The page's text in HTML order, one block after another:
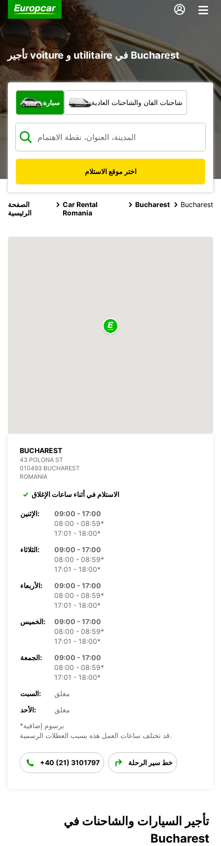
تأجير voiture و utilitaire في Bucharest
ما نوع المركبة؟
سيارة شاحنات الفان والشاحنات العادية
اختر موقع الاستلام
الصفحة
الرئيسية
Car Rental
Romania
Bucharest Bucharest
BUCHAREST
43 POLONA ST
010493 BUCHAREST
ROMANIA
الاستلام في أثناء ساعات الإغلاق
الإثنين:
09:00 - 17:00
08:00 - 08:59*
17:01 - 18:00*
الثلاثاء:
09:00 - 17:00
08:00 - 08:59*
17:01 - 18:00*
الأربعاء:
09:00 - 17:00
08:00 - 08:59*
17:01 - 18:00*
الخميس:
09:00 - 17:00
08:00 - 08:59*
17:01 - 18:00*
الجمعة:
09:00 - 17:00
08:00 - 08:59*
17:01 - 18:00*
السبت:
مغلق
الأحد:
مغلق
*برسوم إضافية
قد تختلف ساعات العمل هذه بسبب العطلات الرسمية.
+40 (21) 3101797 خط سير الرحلة
تأجير السيارات والشاحنات في
Bucharest